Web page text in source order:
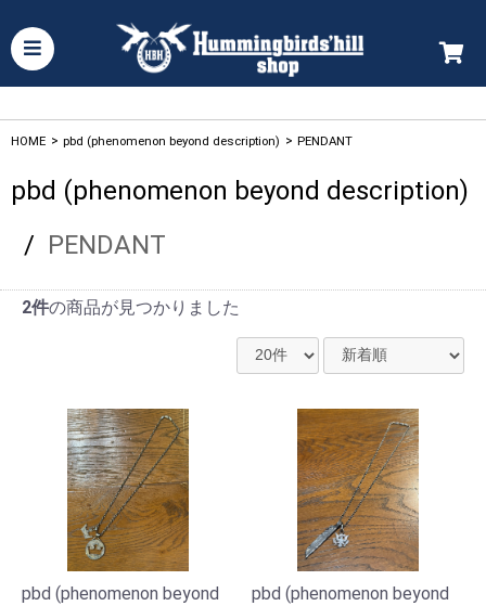
HOME > pbd (phenomenon beyond description) > PENDANT
pbd (phenomenon beyond description)
/ PENDANT
2件の商品が見つかりました
pbd (phenomenon beyond
pbd (phenomenon beyond